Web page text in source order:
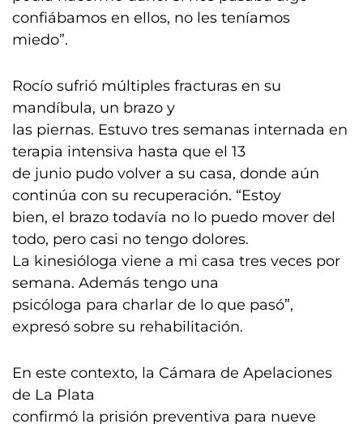
confiábamos en ellos, no les teníamos
miedo”.
Rocío sufrió múltiples fracturas en su
mandíbula, un brazo y
las piernas. Estuvo tres semanas internada en
terapia intensiva hasta que el 13
de junio pudo volver a su casa, donde aún
continúa con su recuperación. “Estoy
bien, el brazo todavía no lo puedo mover del
todo, pero casi no tengo dolores.
La kinesióloga viene a mi casa tres veces por
semana. Además tengo una
psicóloga para charlar de lo que pasó”,
expresó sobre su rehabilitación.
En este contexto, la Cámara de Apelaciones
de La Plata
confirmó la prisión preventiva para nueve